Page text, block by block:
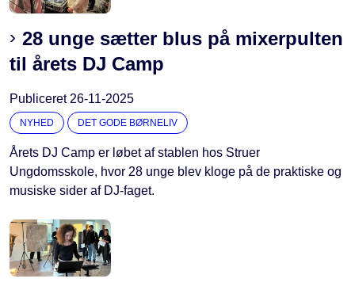
28 unge sætter blus på mixerpulten
til årets DJ Camp
Publiceret26-11-2025
NYHED DET GODE BØRNELIV
Årets DJ Camp er løbet af stablen hos Struer
Ungdomsskole, hvor 28 unge blev kloge på de praktiske og
musiske sider af DJ-faget.